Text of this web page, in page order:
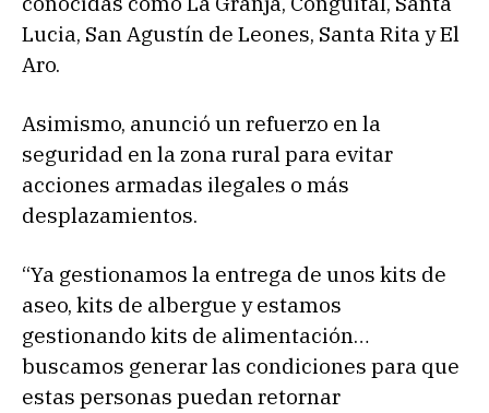
Lucia, San Agustín de Leones, Santa Rita y El
Aro.
Asimismo, anunció un refuerzo en la
seguridad en la zona rural para evitar
acciones armadas ilegales o más
desplazamientos.
“Ya gestionamos la entrega de unos kits de
aseo, kits de albergue y estamos
gestionando kits de alimentación…
buscamos generar las condiciones para que
estas personas puedan retornar